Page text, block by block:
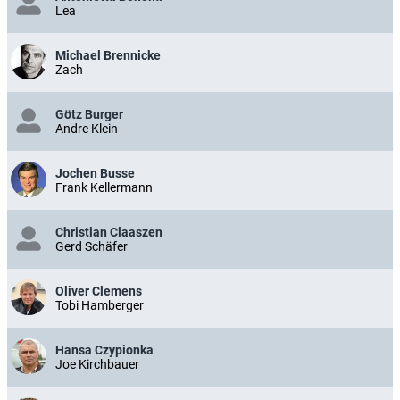
Lea
Michael Brennicke
Zach
Götz Burger
Andre Klein
Jochen Busse
Frank Kellermann
Christian Claaszen
Gerd Schäfer
Oliver Clemens
Tobi Hamberger
Hansa Czypionka
Joe Kirchbauer